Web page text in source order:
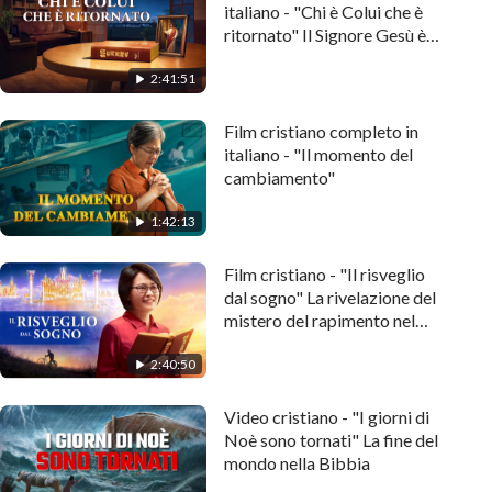
2:41:51
italiano - "Chi è Colui che è
ritornato" Il Signore Gesù è
1:42:13
Film cristiano completo in
italiano - "Il momento del
cambiamento"
2:40:50
Film cristiano - "Il risveglio
dal sogno" La rivelazione del
mistero del rapimento nel
Video cristiano - "I giorni di
Noè sono tornati" La fine del
mondo nella Bibbia